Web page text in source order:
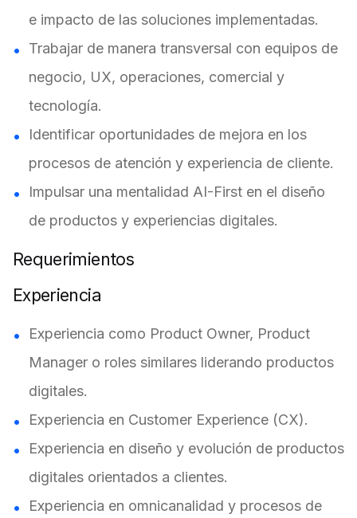
e impacto de las soluciones implementadas.
Trabajar de manera transversal con equipos de
negocio, UX, operaciones, comercial y
tecnología.
Identificar oportunidades de mejora en los
procesos de atención y experiencia de cliente.
Impulsar una mentalidad AI-First en el diseño
de productos y experiencias digitales.
Requerimientos
Experiencia
Experiencia como Product Owner, Product
Manager o roles similares liderando productos
digitales.
Experiencia en Customer Experience (CX).
Experiencia en diseño y evolución de productos
digitales orientados a clientes.
Experiencia en omnicanalidad y procesos de